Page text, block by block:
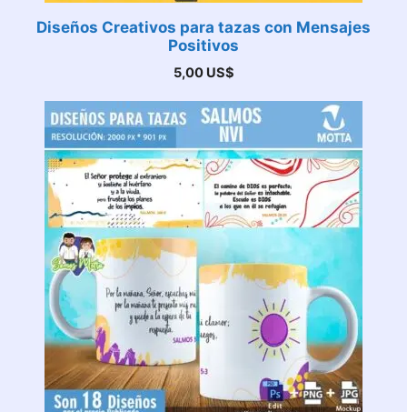
Diseños Creativos para tazas con Mensajes
Positivos
5,00 US$